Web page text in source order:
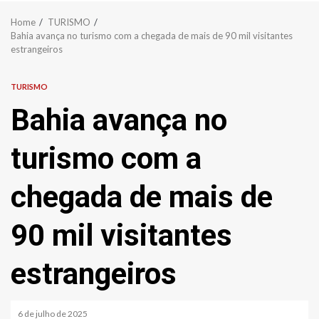
Home
TURISMO
Bahia avança no turismo com a chegada de mais de 90 mil visitantes
estrangeiros
TURISMO
Bahia avança no
turismo com a
chegada de mais de
90 mil visitantes
estrangeiros
6 de julho de 2025